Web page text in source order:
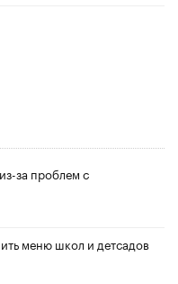
за проблем с
меню школ и детсадов